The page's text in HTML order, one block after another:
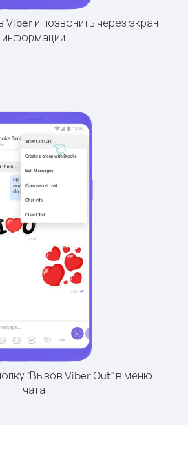
Viber и позвонить через экран
информации
"Вызов Viber Out" в меню
чата